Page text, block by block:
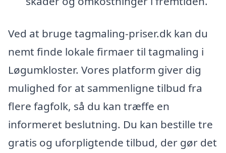
Ved at bruge tagmaling-priser.dk kan du
nemt finde lokale firmaer til tagmaling i
Løgumkloster. Vores platform giver dig
mulighed for at sammenligne tilbud fra
flere fagfolk, så du kan træffe en
informeret beslutning. Du kan bestille tre
gratis og uforpligtende tilbud, der gør det